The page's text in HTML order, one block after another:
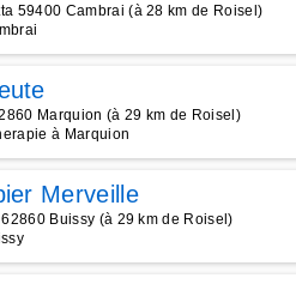
59400 Cambrai (à 28 km de Roisel)
Marquion (à 29 km de Roisel)
à Marquion
Merveille
Buissy (à 29 km de Roisel)